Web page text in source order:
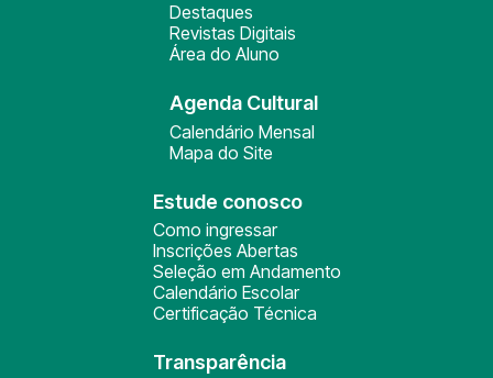
Destaques
Revistas Digitais
Área do Aluno
Agenda Cultural
Calendário Mensal
Mapa do Site
Estude conosco
Como ingressar
Inscrições Abertas
Seleção em Andamento
Calendário Escolar
Certificação Técnica
Transparência